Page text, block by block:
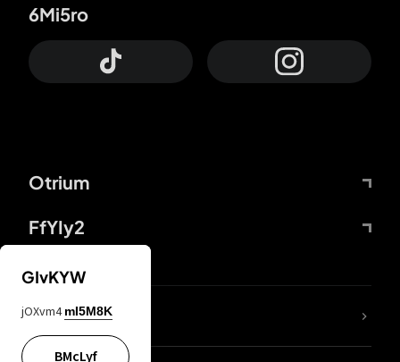
Otrium
FfYIy2
6Mi5ro
DDcvSo
GIvKYW
jOXvm4 mI5M8K
BMcLyf